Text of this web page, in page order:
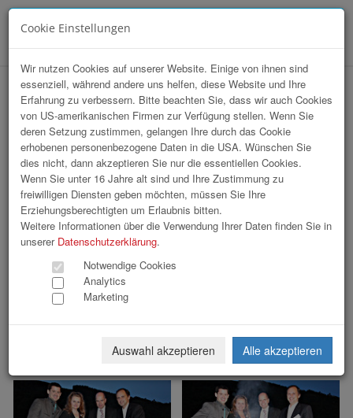
Array
hr-lounge Mitte zu Gast pro mente OÖ
172 Bilder
« 1 2 3 4 5 6
0000.JPG
Cookie Einstellungen
Wir nutzen Cookies auf unserer Website. Einige von ihnen sind
essenziell, während andere uns helfen, diese Website und Ihre
Erfahrung zu verbessern. Bitte beachten Sie, dass wir auch Cookies
von US-amerikanischen Firmen zur Verfügung stellen. Wenn Sie
deren Setzung zustimmen, gelangen Ihre durch das Cookie
erhobenen personenbezogene Daten in die USA. Wünschen Sie
dies nicht, dann akzeptieren Sie nur die essentiellen Cookies.
Wenn Sie unter 16 Jahre alt sind und Ihre Zustimmung zu
freiwilligen Diensten geben möchten, müssen Sie Ihre
Erziehungsberechtigten um Erlaubnis bitten.
Weitere Informationen über die Verwendung Ihrer Daten finden Sie in
unserer Datenschutzerklärung.
Notwendige Cookies
Analytics
Marketing
Auswahl akzeptieren Alle akzeptieren